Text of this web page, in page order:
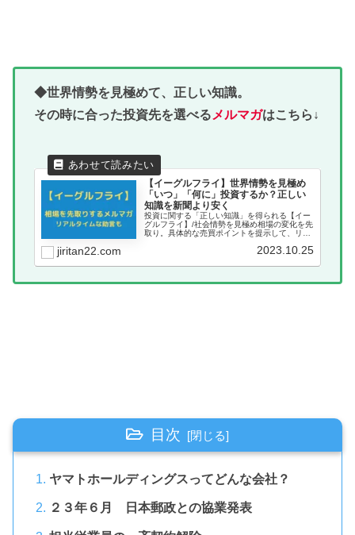
◆世界情勢を見極めて、正しい知識。
その時に合った投資先を選べる メルマガはこちら↓
【イーグルフライ】世界情勢を見極め
「いつ」「何に」投資するか？正しい
知識を新聞より安く
投資に関する「正しい知識」を得られる【イー
グルフライ】/社会情勢を見極め相場の変化を先
取り。具体的な売買ポイントを提示して、リア
jiritan22.com 2023.10.25
目次
ヤマトホールディングスってどんな会社？
２３年６月 日本郵政との協業発表